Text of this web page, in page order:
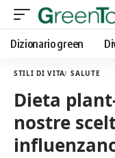
Dizionario green
STILI DI VITA SALUTE
Dieta
nostre